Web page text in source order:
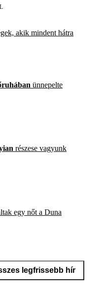
akik mindent hátra
ünnepelte
részese vagyunk
egy nőt a Duna
legfrissebb hír